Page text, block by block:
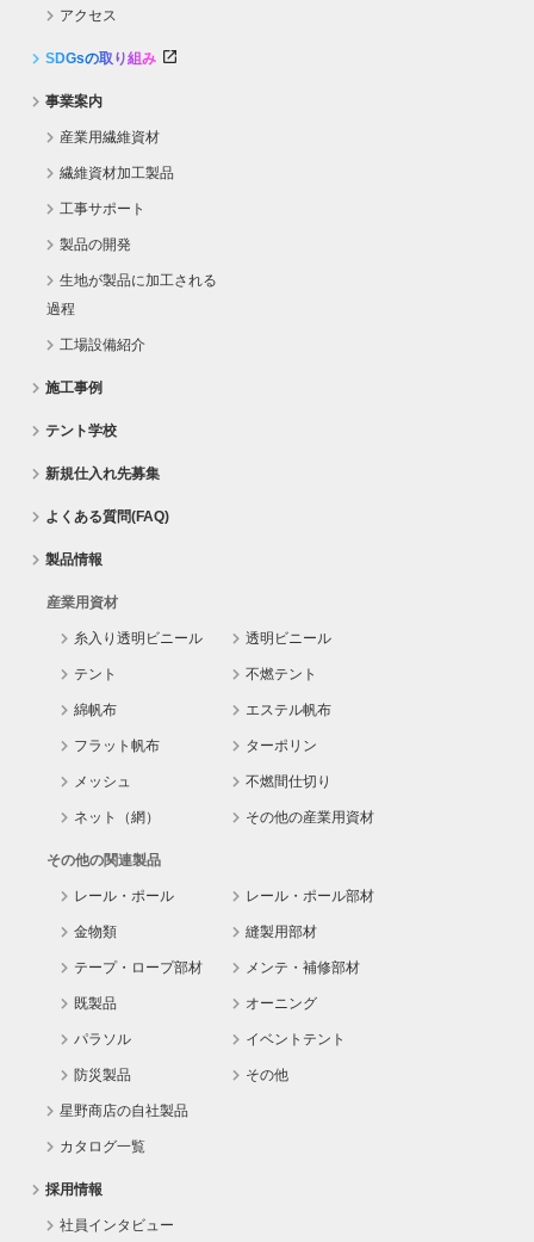
アクセス
SDGsの取り組み
事業案内
産業用繊維資材
繊維資材加工製品
工事サポート
製品の開発
生地が製品に加工される
過程
工場設備紹介
施工事例
テント学校
新規仕入れ先募集
よくある質問(FAQ)
製品情報
産業用資材
糸入り透明ビニール 透明ビニール
テント 不燃テント
綿帆布 エステル帆布
フラット帆布 ターポリン
メッシュ 不燃間仕切り
ネット（網） その他の産業用資材
その他の関連製品
レール・ポール レール・ポール部材
金物類 縫製用部材
テープ・ロープ部材 メンテ・補修部材
既製品 オーニング
パラソル イベントテント
防災製品 その他
星野商店の自社製品
カタログ一覧
採用情報
社員インタビュー